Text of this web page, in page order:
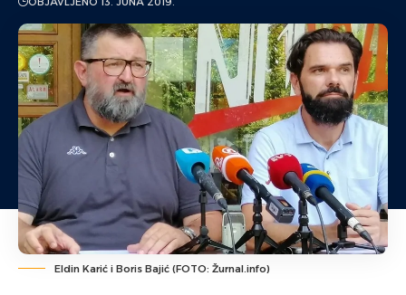
Eldin Karić i Boris Bajić (FOTO: Žurnal.info)